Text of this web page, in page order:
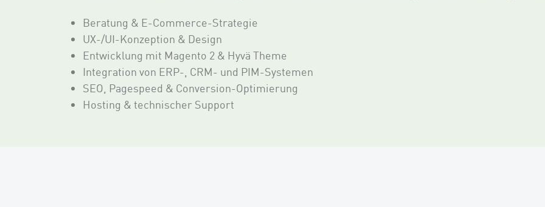
Beratung & E-Commerce-Strategie
UX-/UI-Konzeption & Design
Entwicklung mit Magento 2 & Hyvä Theme
Integration von ERP-, CRM- und PIM-Systemen
SEO, Pagespeed & Conversion-Optimierung
Hosting & technischer Support